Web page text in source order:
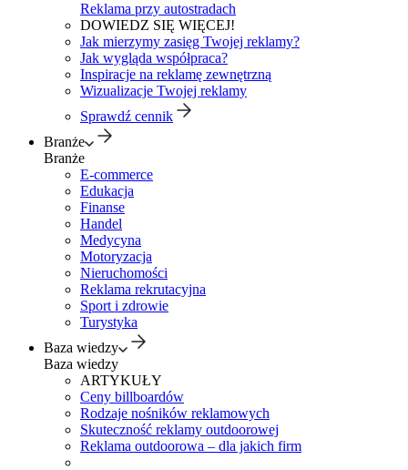
Reklama przy autostradach
DOWIEDZ SIĘ WIĘCEJ!
Jak mierzymy zasięg Twojej reklamy?
Jak wygląda współpraca?
Inspiracje na reklamę zewnętrzną
Wizualizacje Twojej reklamy
Sprawdź cennik
Branże
Branże
E-commerce
Edukacja
Finanse
Handel
Medycyna
Motoryzacja
Nieruchomości
Reklama rekrutacyjna
Sport i zdrowie
Turystyka
Baza wiedzy
Baza wiedzy
ARTYKUŁY
Ceny billboardów
Rodzaje nośników reklamowych
Skuteczność reklamy outdoorowej
Reklama outdoorowa – dla jakich firm